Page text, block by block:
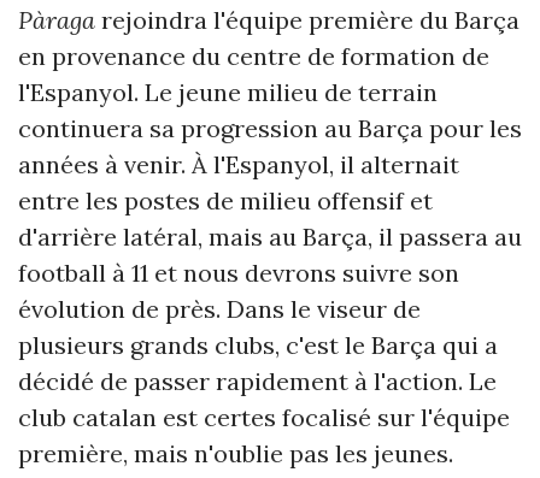
Pàraga rejoindra l'équipe première du Barça
en provenance du centre de formation de
l'Espanyol. Le jeune milieu de terrain
continuera sa progression au Barça pour les
années à venir. À l'Espanyol, il alternait
entre les postes de milieu offensif et
d'arrière latéral, mais au Barça, il passera au
football à 11 et nous devrons suivre son
évolution de près. Dans le viseur de
plusieurs grands clubs, c'est le Barça qui a
décidé de passer rapidement à l'action. Le
club catalan est certes focalisé sur l'équipe
première, mais n'oublie pas les jeunes.